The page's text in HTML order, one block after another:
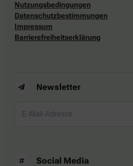
Nutzungsbedingungen
Datenschutzbestimmungen
Impressum
Barrierefreiheitserklärung
Newsletter
Social Media